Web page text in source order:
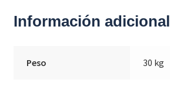
Información adicional
Peso 30 kg